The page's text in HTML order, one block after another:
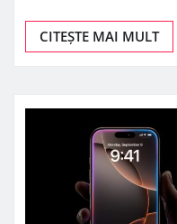
CITEȘTE MAI MULT